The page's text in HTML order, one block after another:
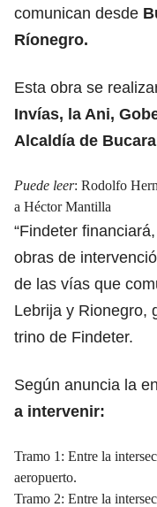
comunican desde
Ríonegro.
Esta obra se
Invías, la Ani,
Alcaldía de
Puede leer: Rodolfo
a Héctor Mantilla
“Findeter
obras de
de las vías que
Lebrija y Rionegro,
trino de Findeter.
Según anuncia la
a intervenir:
Tramo 1: Entre la
aeropuerto.
Tramo 2: Entre la